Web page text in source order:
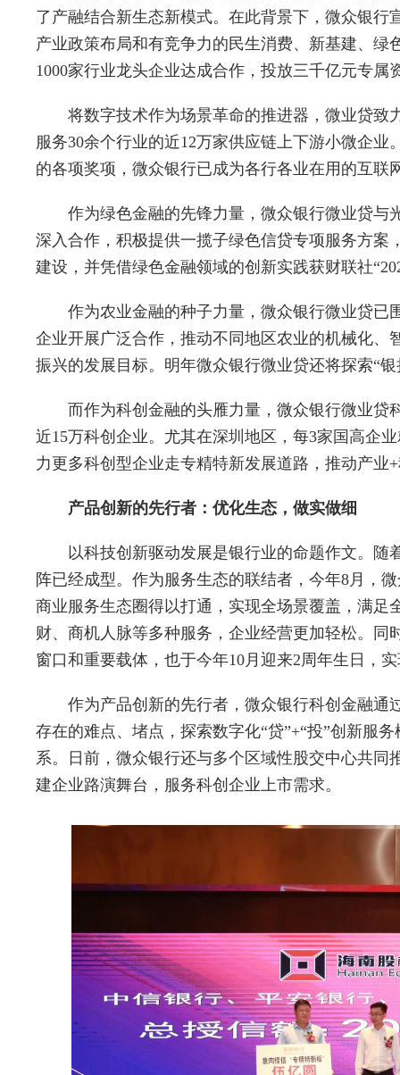
了产融结合新生态新模式。在此背景下，微众银行
产业政策布局和有竞争力的民生消费、新基建、
1000家行业龙头企业达成合作，投放三千亿元专属
将数字技术作为场景革命的推进器，微业贷致
服务30余个行业的近12万家供应链上下游小微企
的各项奖项，微众银行已成为各行各业在用的互联
作为绿色金融的先锋力量，微众银行微业贷与
深入合作，积极提供一揽子绿色信贷专项服务方案
建设，并凭借绿色金融领域的创新实践获财联社
作为农业金融的种子力量，微众银行微业贷已
企业开展广泛合作，推动不同地区农业的机械化
振兴的发展目标。明年微众银行微业贷还将探索“
而作为科创金融的头雁力量，微众银行微业贷
近15万科创企业。尤其在深圳地区，每3家国高企
力更多科创型企业走专精特新发展道路，推动产业
产品创新的先行者：优化生态，做实做细
以科技创新驱动发展是银行业的命题作文。
阵已经成型。作为服务生态的联结者，今年8月，
商业服务生态圈得以打通，实现全场景覆盖，满
财、商机人脉等多种服务，企业经营更加轻松。
窗口和重要载体，也于今年10月迎来2周年生日，
作为产品创新的先行者，微众银行科创金融通
存在的难点、堵点，探索数字化“贷”+“投”创新服
系。日前，微众银行还与多个区域性股交中心共
建企业路演舞台，服务科创企业上市需求。